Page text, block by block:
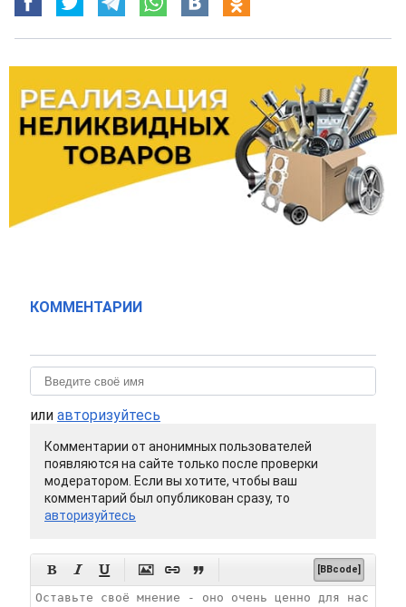
КОММЕНТАРИИ
или авторизуйтесь
Комментарии от анонимных пользователей
появляются на сайте только после проверки
модератором. Если вы хотите, чтобы ваш
комментарий был опубликован сразу, то
авторизуйтесь
      [BBcode]